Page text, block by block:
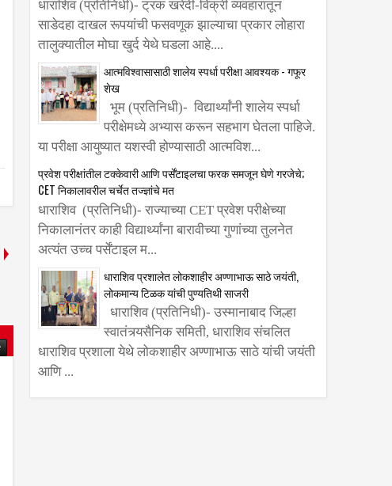
धाराशिव (प्रतिनिधी)- ट्रक खरेदी-विक्री व्यवहारातून
साडेदहा दाखल रूपयांची फसवणूक झाल्याचा प्रकार लोहारा
तालुक्यातील मोघा खुर्द येथे घडला आहे....
आत्मविश्वासासाठी शालेय स्पर्धा परीक्षा आवश्यक - गफूर
शेख
भूम (प्रतिनिधी)- विद्यार्थ्यांनी शालेय स्पर्धा
परीक्षेमध्ये अभ्यास करून सहभाग घेतला पाहिजे.
या परीक्षा आयुष्यात यशस्वी होण्यासाठी आत्मविश...
प्रवेश परीक्षांतील टक्केवारी आणि पर्सेंटाइलचा फरक समजून घेणे गरजेचे;
CET निकालावरील चर्चेत तज्ज्ञांचे मत
धाराशिव (प्रतिनिधी)- राज्याच्या CET प्रवेश परीक्षेच्या
निकालानंतर काही विद्यार्थ्यांना बारावीच्या गुणांच्या तुलनेत
अत्यंत उच्च पर्सेंटाइल म...
धाराशिव प्रशालेत लोकशाहीर अण्णाभाऊ साठे जयंती,
लोकमान्य टिळक यांची पुण्यतिथी साजरी
धाराशिव (प्रतिनिधी)- उस्मानाबाद जिल्हा
स्वातंत्र्यसैनिक समिती, धाराशिव संचलित
धाराशिव प्रशाला येथे लोकशाहीर अण्णाभाऊ साठे यांची जयंती
आणि ...